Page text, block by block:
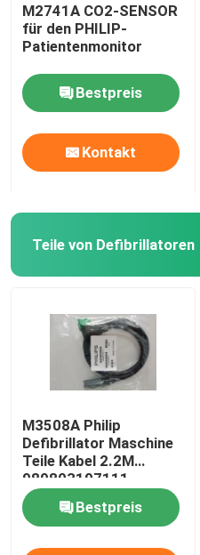
M2741A CO2-SENSOR
für den PHILIP-
Patientenmonitor
Bestpreis
Kontakt
Teile von Defibrillatoren
M3508A Philip
Defibrillator Maschine
Teile Kabel 2.2M
989803197111
Bestpreis